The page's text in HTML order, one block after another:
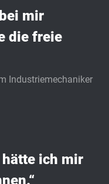
mir
die freie
Industriemechaniker
hätte ich mir